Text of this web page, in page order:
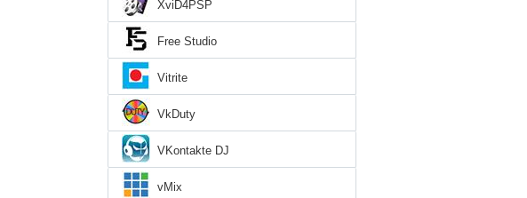
XviD4PSP
Free Studio
Vitrite
VkDuty
VKontakte DJ
vMix